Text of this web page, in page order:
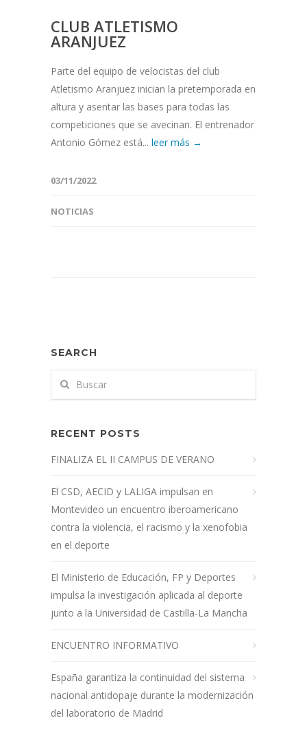
CLUB ATLETISMO
ARANJUEZ
Parte del equipo de velocistas del club
Atletismo Aranjuez inician la pretemporada en
altura y asentar las bases para todas las
competiciones que se avecinan. El entrenador
Antonio Gómez está... leer más →
03/11/2022
NOTICIAS
SEARCH
RECENT POSTS
FINALIZA EL II CAMPUS DE VERANO
El CSD, AECID y LALIGA impulsan en
Montevideo un encuentro iberoamericano
contra la violencia, el racismo y la xenofobia
en el deporte
El Ministerio de Educación, FP y Deportes
impulsa la investigación aplicada al deporte
junto a la Universidad de Castilla-La Mancha
ENCUENTRO INFORMATIVO
España garantiza la continuidad del sistema
nacional antidopaje durante la modernización
del laboratorio de Madrid